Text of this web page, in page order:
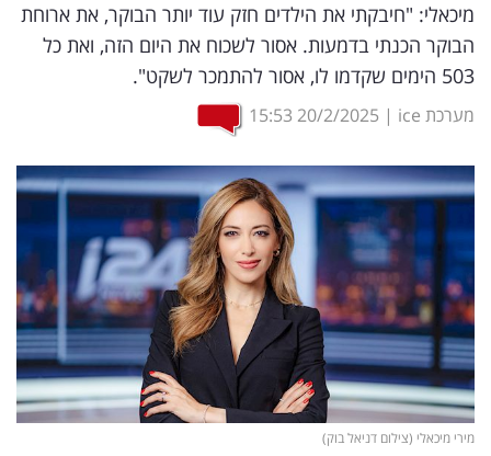
שיווק
ופרסום
משפט
מדדים
ומחקרים
דעות
רכילות
עסקית
קריפטו
ויראלי
מיכאלי: "חיבקתי את הילדים חזק עוד יותר הבוקר, את ארוחת
הבוקר הכנתי בדמעות. אסור לשכוח את היום הזה, ואת כל
503 הימים שקדמו לו, אסור להתמכר לשקט".
מערכת ice |
20/2/2025
15:53
מירי מיכאלי (צילום דניאל בוק)